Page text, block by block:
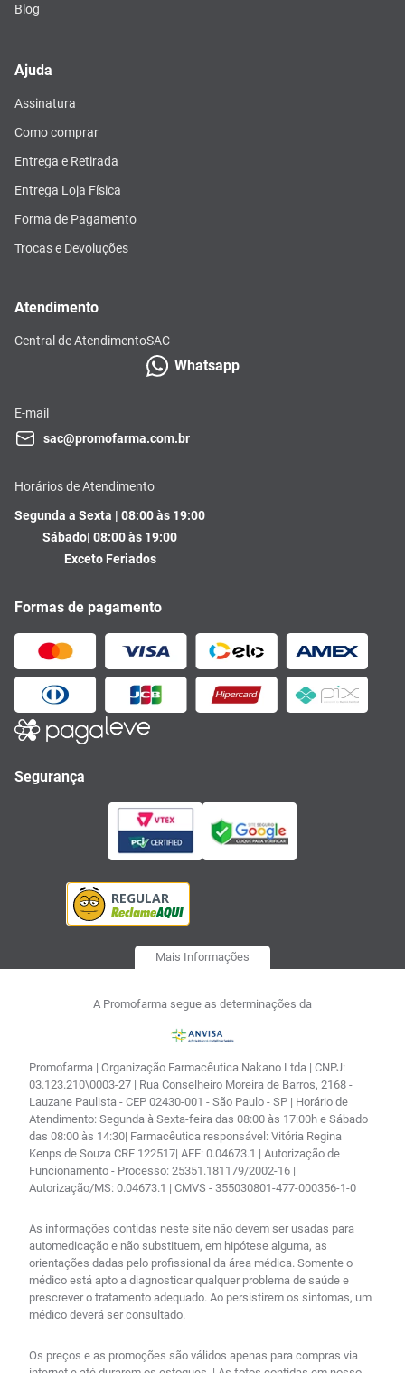
Blog
Ajuda
Assinatura
Como comprar
Entrega e Retirada
Entrega Loja Física
Forma de Pagamento
Trocas e Devoluções
Atendimento
Central de AtendimentoSAC
Whatsapp
E-mail
sac@promofarma.com.br
Horários de Atendimento
Segunda a Sexta | 08:00 às 19:00
Sábado| 08:00 às 19:00
Exceto Feriados
Formas de pagamento
Segurança
Mais Informações
A Promofarma segue as determinações da
Promofarma | Organização Farmacêutica Nakano Ltda | CNPJ:
03.123.210\0003-27 | Rua Conselheiro Moreira de Barros, 2168 -
Lauzane Paulista - CEP 02430-001 - São Paulo - SP | Horário de
Atendimento: Segunda à Sexta-feira das 08:00 às 17:00h e Sábado
das 08:00 às 14:30| Farmacêutica responsável: Vitória Regina
Kenps de Souza CRF 122517| AFE: 0.04673.1 | Autorização de
Funcionamento - Processo: 25351.181179/2002-16 |
Autorização/MS: 0.04673.1 | CMVS - 355030801-477-000356-1-0
As informações contidas neste site não devem ser usadas para
automedicação e não substituem, em hipótese alguma, as
orientações dadas pelo profissional da área médica. Somente o
médico está apto a diagnosticar qualquer problema de saúde e
prescrever o tratamento adequado. Ao persistirem os sintomas, um
médico deverá ser consultado.
Os preços e as promoções são válidos apenas para compras via